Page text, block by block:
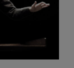
Pianorako
Beethoven: 2.
Beethoven
Mozart: